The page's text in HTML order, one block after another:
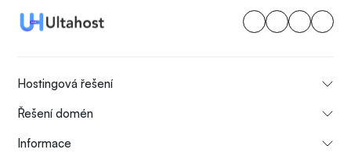
Hostingová řešení
Řešení domén
Informace